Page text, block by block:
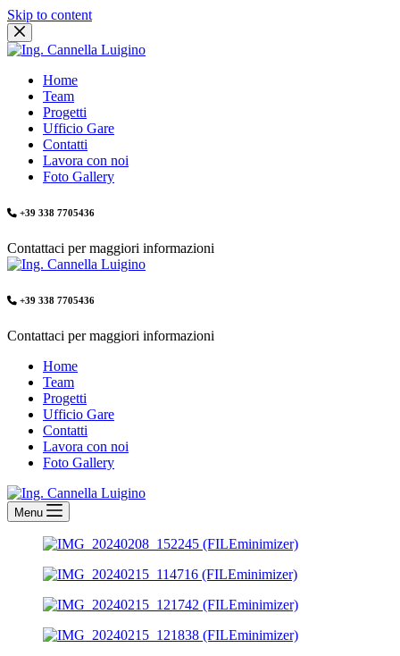
Skip to content
Home
Team
Progetti
Ufficio Gare
Contatti
Lavora con noi
Foto Gallery
+39 338 7705436
Contattaci per maggiori informazioni
+39 338 7705436
Contattaci per maggiori informazioni
Home
Team
Progetti
Ufficio Gare
Contatti
Lavora con noi
Foto Gallery
Menu